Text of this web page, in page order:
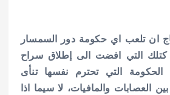
A
p
p
ان تلعب اي حكومة دور السمسار
التي افضت الى إطلاق سراح
الحكومة التي تحترم نفسها تنأى
العصابات والمافيات، لا سيما اذا